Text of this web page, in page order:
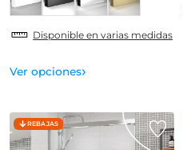
Disponible en varias medidas
Ver opciones›
REBAJAS